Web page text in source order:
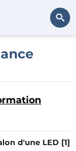
Rechercher